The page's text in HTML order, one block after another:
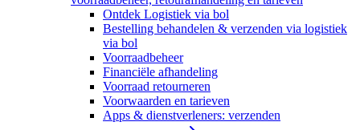
Ontdek Logistiek via bol
Bestelling behandelen & verzenden via logistiek
via bol
Voorraadbeheer
Financiële afhandeling
Voorraad retourneren
Voorwaarden en tarieven
Apps & dienstverleners: verzenden